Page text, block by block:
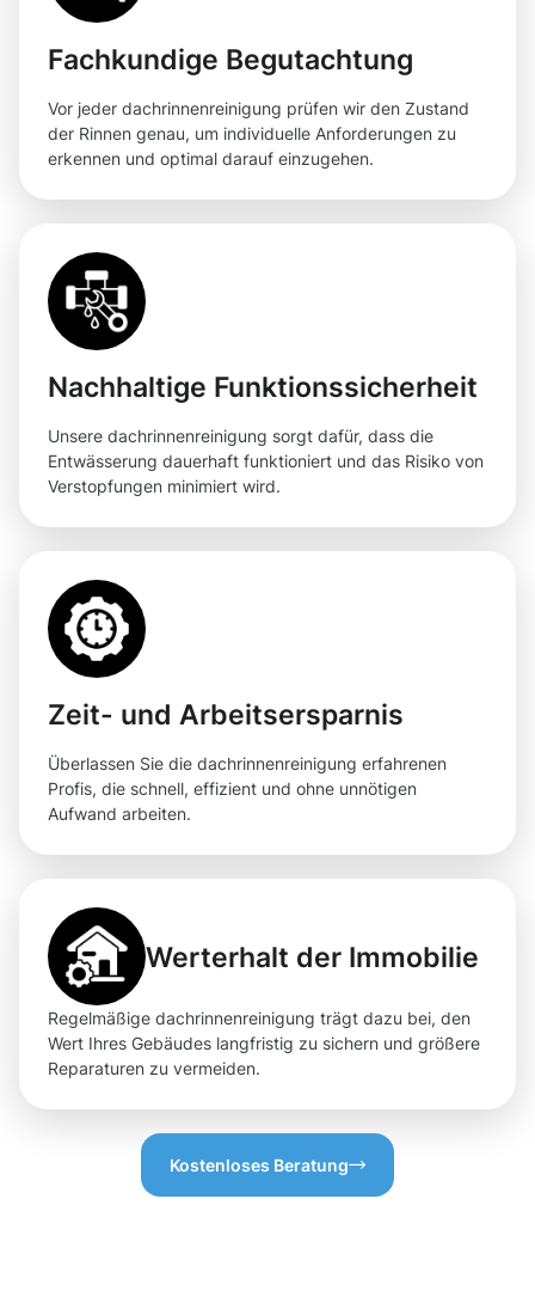
Fachkundige Begutachtung
Vor jeder dachrinnenreinigung prüfen wir den Zustand
der Rinnen genau, um individuelle Anforderungen zu
erkennen und optimal darauf einzugehen.
Nachhaltige Funktionssicherheit
Unsere dachrinnenreinigung sorgt dafür, dass die
Entwässerung dauerhaft funktioniert und das Risiko von
Verstopfungen minimiert wird.
Zeit- und Arbeitsersparnis
Überlassen Sie die dachrinnenreinigung erfahrenen
Profis, die schnell, effizient und ohne unnötigen
Aufwand arbeiten.
Werterhalt der Immobilie
Regelmäßige dachrinnenreinigung trägt dazu bei, den
Wert Ihres Gebäudes langfristig zu sichern und größere
Reparaturen zu vermeiden.
Kostenloses Beratung